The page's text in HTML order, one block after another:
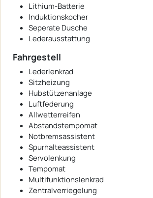
Lithium-Batterie
Induktionskocher
Seperate Dusche
Lederausstattung
Fahrgestell
Lederlenkrad
Sitzheizung
Hubstützenanlage
Luftfederung
Allwetterreifen
Abstandstempomat
Notbremsassistent
Spurhalteassistent
Servolenkung
Tempomat
Multifunktionslenkrad
Zentralverriegelung